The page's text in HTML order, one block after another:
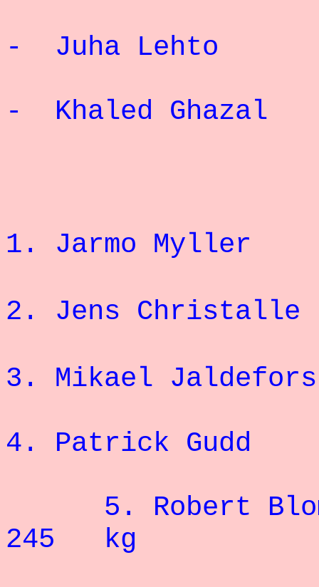
- Juha Lehto
- Khaled
1. Jarmo
2. Jens
3. Mikael Jaldefors
4. Patrick
5.
245 kg